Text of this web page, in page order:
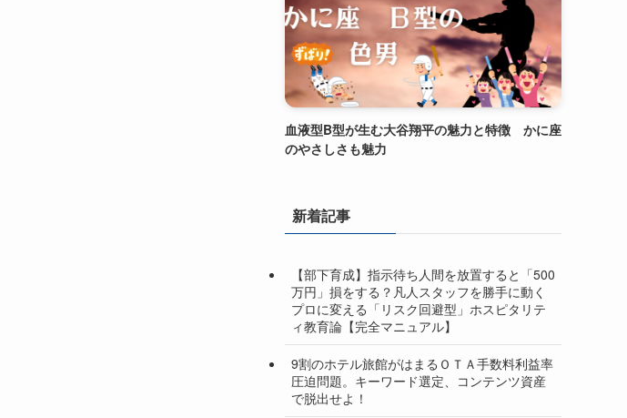
血液型B型が生む大谷翔平の魅力と特徴 かに座
のやさしさも魅力
新着記事
【部下育成】指示待ち人間を放置すると「500
万円」損をする？凡人スタッフを勝手に動く
プロに変える「リスク回避型」ホスピタリテ
ィ教育論【完全マニュアル】
9割のホテル旅館がはまるＯＴＡ手数料利益率
圧迫問題。キーワード選定、コンテンツ資産
で脱出せよ！